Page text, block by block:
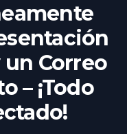
un Correo
– ¡Todo